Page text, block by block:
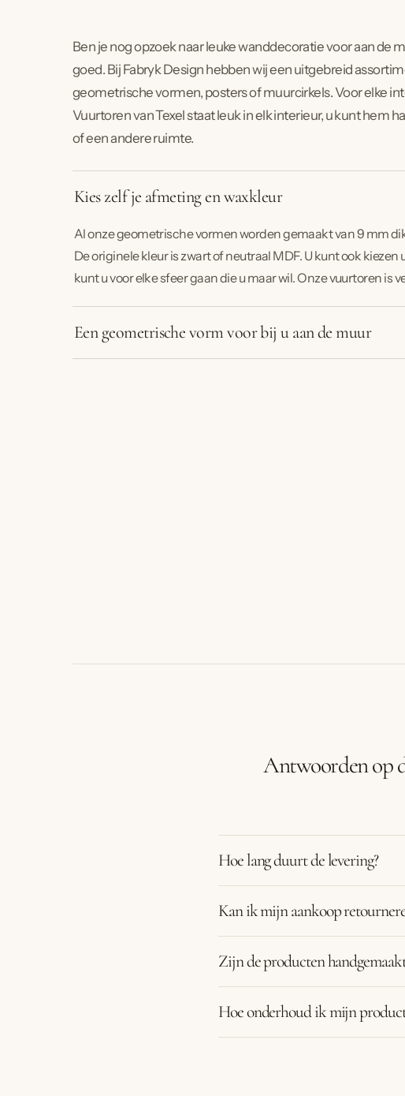
Ben je nog opzoek naar leuke wanddecoratie voor aan de
goed. Bij Fabryk Design hebben wij een uitgebreid
geometrische vormen, posters of muurcirkels. Voor elke
Vuurtoren van Texel staat leuk in elk interieur, u kunt hem
of een andere ruimte.
Kies zelf je afmeting en waxkleur
Al onze geometrische vormen worden gemaakt van 9 mm
De originele kleur is zwart of neutraal MDF. U kunt ook kiezen
kunt u voor elke sfeer gaan die u maar wil. Onze vuurtoren is
Een geometrische vorm voor bij u aan de muur
Antwoorden op
Hoe lang duurt de levering?
Kan ik mijn aankoop
Zijn de producten
Hoe onderhoud ik mijn